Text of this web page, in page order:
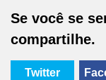
Se você se
compartilhe.
Twitter